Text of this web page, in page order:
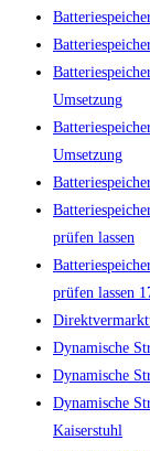
Umsetzung
Umsetzung
prüfen lassen
prüfen lassen
Dynamische
Dynamische
Dynamische
Kaiserstuhl